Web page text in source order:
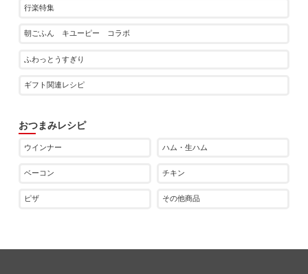
行楽特集
朝ごふん キユーピー コラボ
ふわっとうすぎり
ギフト関連レシピ
おつまみレシピ
ウインナー ハム・生ハム
ベーコン チキン
ピザ その他商品